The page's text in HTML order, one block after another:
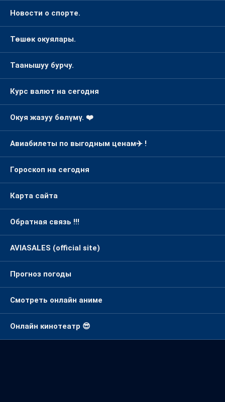
Новости о спорте.
Төшөк окуялары.
Таанышуу бурчу.
Курс валют на сегодня
Окуя жазуу бөлүмү. ❤️
Авиабилеты по выгодным ценам✈️ !
Гороскоп на сегодня
Карта сайта
Обратная связь !!!
AVIASALES (official site)
Прогноз погоды
Смотреть онлайн аниме
Онлайн кинотеатр 😎